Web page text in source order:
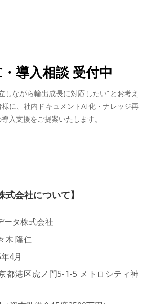
導入相談 受付中
しながら輸出成長に対応したい”とお考え
に、社内ドキュメントAI化・ナレッジ再
入支援をご提案いたします。
式会社について】
ータ株式会社
木 隆仁
4月
都港区虎ノ門5-1-5 メトロシティ神